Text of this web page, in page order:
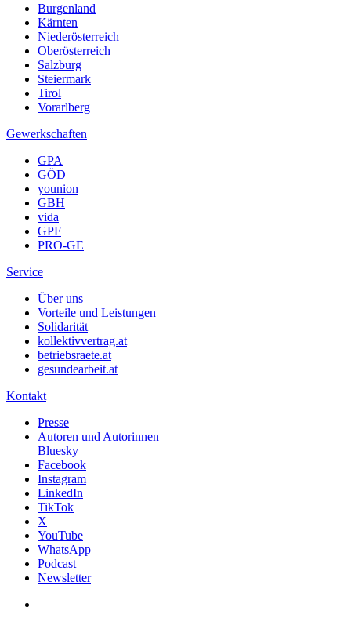
Burgenland
Kärnten
Niederösterreich
Oberösterreich
Salzburg
Steiermark
Tirol
Vorarlberg
Gewerkschaften
GPA
GÖD
younion
GBH
vida
GPF
PRO-GE
Service
Über uns
Vorteile und Leistungen
Solidarität
kollektivvertrag.at
betriebsraete.at
gesundearbeit.at
Kontakt
Presse
Autoren und Autorinnen
Bluesky
Facebook
Instagram
LinkedIn
TikTok
X
YouTube
WhatsApp
Podcast
Newsletter